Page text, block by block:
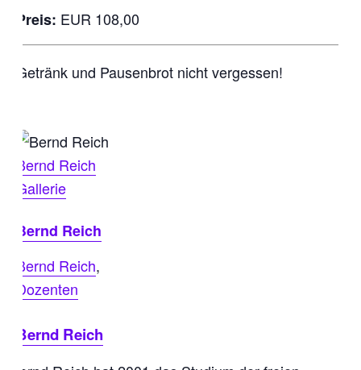
Preis: EUR 108,00
Getränk und Pausenbrot nicht vergessen!
Bernd Reich
Gallerie
Bernd Reich
Bernd Reich,
Dozenten
Bernd Reich